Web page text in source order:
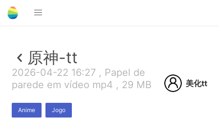
原神-tt
2026-04-22 16:27 , Papel de
parede em vídeo mp4 , 29 MB
Anime Jogo
美化tt